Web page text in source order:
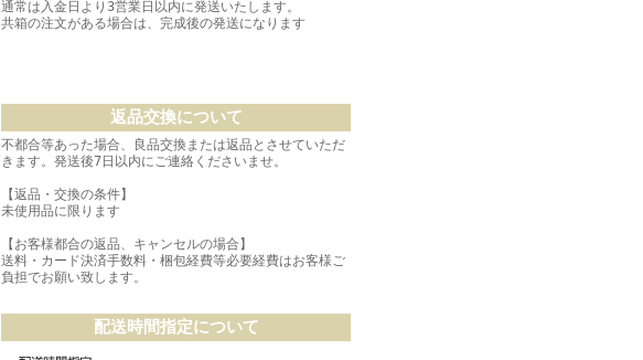
通常は入金日より3営業日以内に発送いたします。
共箱の注文がある場合は、完成後の発送になります
返品交換について
不都合等あった場合、良品交換または返品とさせていただ
きます。発送後7日以内にご連絡くださいませ。
【返品・交換の条件】
未使用品に限ります
【お客様都合の返品、キャンセルの場合】
送料・カード決済手数料・梱包経費等必要経費はお客様ご
負担でお願い致します。
配送時間指定について